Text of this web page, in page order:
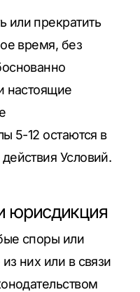
прекратить
время, без
настоящие
5-12 остаются в
Условий.
юрисдикция
споры или
них или в связи